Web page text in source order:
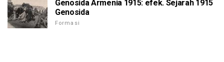
Genosida Armenia 1915: efek. Sejarah 1915
Genosida
Formasi